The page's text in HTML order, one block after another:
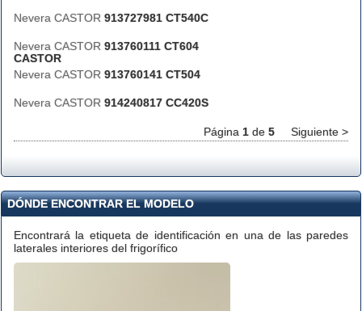
Nevera CASTOR 913727981 CT540C
Nevera CASTOR 913760111 CT604
CASTOR
Nevera CASTOR 913760141 CT504
Nevera CASTOR 914240817 CC420S
Página 1 de 5 Siguiente >
DÓNDE ENCONTRAR EL MODELO
Encontrará la etiqueta de identificación en una de las paredes
laterales interiores del frigorífico